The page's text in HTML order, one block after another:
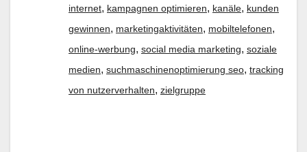
internet, kampagnen optimieren, kanäle, kunden
gewinnen, marketingaktivitäten, mobiltelefonen,
online-werbung, social media marketing, soziale
medien, suchmaschinenoptimierung seo, tracking
von nutzerverhalten, zielgruppe